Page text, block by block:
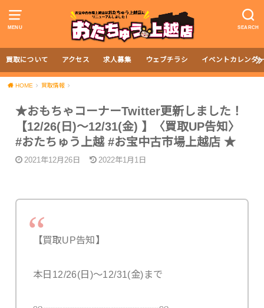
MENU SEARCH
買取について アクセス 求人募集 ウェブチラシ イベントカレンダ
HOME 買取情報
★おもちゃコーナーTwitter更新しました！
【12/26(日)～12/31(金) 】〈買取UP告知〉
#おたちゅう上越 #お宝中古市場上越店 ★
2021年12月26日 2022年1月1日
【買取UP告知】
本日12/26(日)～12/31(金)まで